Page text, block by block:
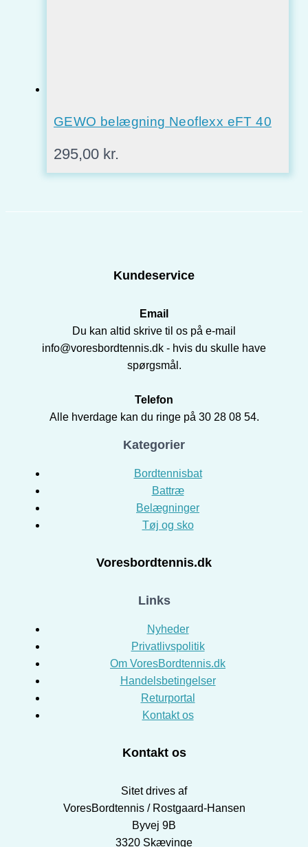
GEWO belægning Neoflexx eFT 40
295,00 kr.
Kundeservice
Email
Du kan altid skrive til os på e-mail
info@voresbordtennis.dk - hvis du skulle have
spørgsmål.
Telefon
Alle hverdage kan du ringe på 30 28 08 54.
Kategorier
Bordtennisbat
Battræ
Belægninger
Tøj og sko
Voresbordtennis.dk
Links
Nyheder
Privatlivspolitik
Om VoresBordtennis.dk
Handelsbetingelser
Returportal
Kontakt os
Kontakt os
Sitet drives af
VoresBordtennis / Rostgaard-Hansen
Byvej 9B
3320 Skævinge